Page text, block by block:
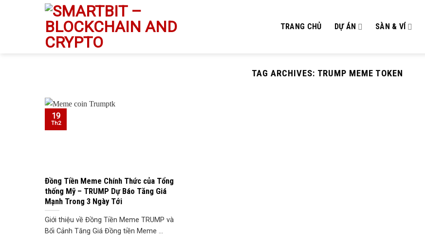
TRANG CHỦ DỰ ÁN SÀN & VÍ
TAG ARCHIVES: TRUMP MEME TOKEN
Đồng Tiền Meme Chính Thức của Tổng
thống Mỹ – TRUMP Dự Báo Tăng Giá
Mạnh Trong 3 Ngày Tới
Giới thiệu về Đồng Tiền Meme TRUMP và
Bối Cảnh Tăng Giá Đồng tiền Meme ...
19
Th2